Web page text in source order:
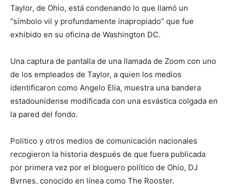
Taylor, de Ohio, está condenando lo que llamó un
“símbolo vil y profundamente inapropiado” que fue
exhibido en su oficina de Washington DC.
Una captura de pantalla de una llamada de Zoom con uno
de los empleados de Taylor, a quien los medios
identificaron como Angelo Elia, muestra una bandera
estadounidense modificada con una esvástica colgada en
la pared del fondo.
Politico y otros medios de comunicación nacionales
recogieron la historia después de que fuera publicada
por primera vez por el bloguero político de Ohio, DJ
Byrnes, conocido en línea como The Rooster.